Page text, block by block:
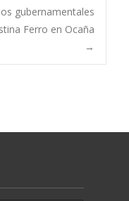
gubernamentales
Ferro en Ocaña
→